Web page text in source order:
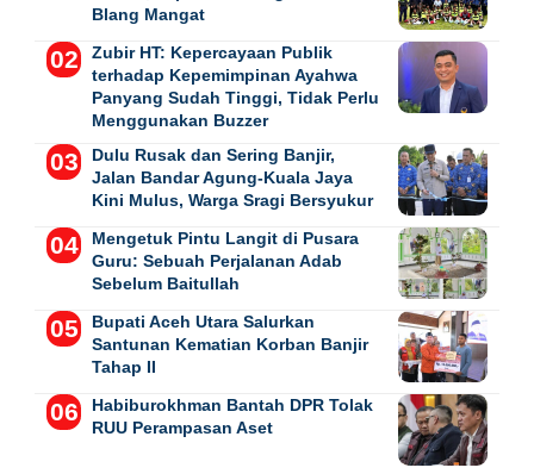
Blang Mangat
Zubir HT: Kepercayaan Publik
terhadap Kepemimpinan Ayahwa
Panyang Sudah Tinggi, Tidak Perlu
Menggunakan Buzzer
Dulu Rusak dan Sering Banjir,
Jalan Bandar Agung-Kuala Jaya
Kini Mulus, Warga Sragi Bersyukur
Mengetuk Pintu Langit di Pusara
Guru: Sebuah Perjalanan Adab
Sebelum Baitullah
Bupati Aceh Utara Salurkan
Santunan Kematian Korban Banjir
Tahap II
Habiburokhman Bantah DPR Tolak
RUU Perampasan Aset